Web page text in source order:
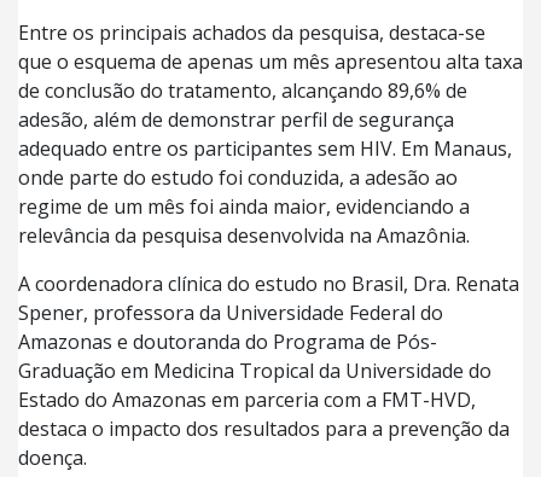
Entre os principais achados da pesquisa, destaca-se
que o esquema de apenas um mês apresentou alta taxa
de conclusão do tratamento, alcançando 89,6% de
adesão, além de demonstrar perfil de segurança
adequado entre os participantes sem HIV. Em Manaus,
onde parte do estudo foi conduzida, a adesão ao
regime de um mês foi ainda maior, evidenciando a
relevância da pesquisa desenvolvida na Amazônia.
A coordenadora clínica do estudo no Brasil, Dra. Renata
Spener, professora da Universidade Federal do
Amazonas e doutoranda do Programa de Pós-
Graduação em Medicina Tropical da Universidade do
Estado do Amazonas em parceria com a FMT-HVD,
destaca o impacto dos resultados para a prevenção da
doença.